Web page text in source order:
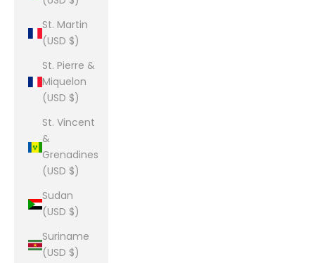
St. Martin
(USD $)
St. Pierre &
Miquelon
(USD $)
St. Vincent
&
Grenadines
(USD $)
Sudan
(USD $)
Suriname
(USD $)